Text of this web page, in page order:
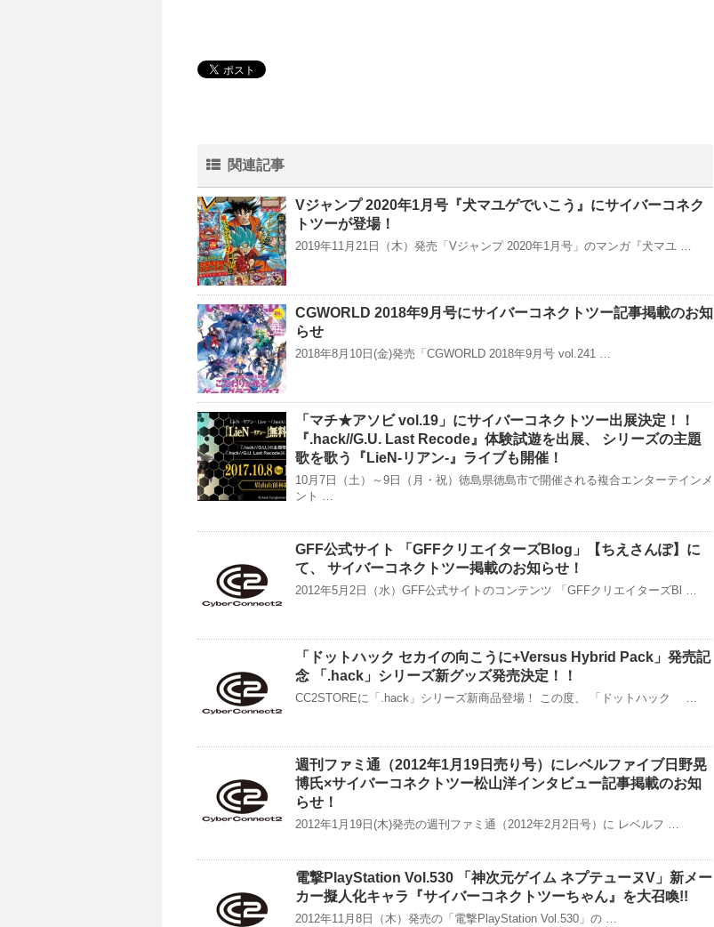
関連記事
Vジャンプ 2020年1月号『犬マユゲでいこう』にサイバーコネク
トツーが登場！
2019年11月21日（木）発売「Vジャンプ 2020年1月号」のマンガ『犬マユ …
CGWORLD 2018年9月号にサイバーコネクトツー記事掲載のお知
らせ
2018年8月10日(金)発売「CGWORLD 2018年9月号 vol.241 …
「マチ★アソビ vol.19」にサイバーコネクトツー出展決定！！
『.hack//G.U. Last Recode』体験試遊を出展、 シリーズの主題
歌を歌う『LieN‐リアン‐』ライブも開催！
10月7日（土）～9日（月・祝）徳島県徳島市で開催される複合エンターテインメ
ント …
GFF公式サイト 「GFFクリエイターズBlog」【ちえさんぽ】に
て、 サイバーコネクトツー掲載のお知らせ！
2012年5月2日（水）GFF公式サイトのコンテンツ 「GFFクリエイターズBl …
「ドットハック セカイの向こうに+Versus Hybrid Pack」発売記
念 「.hack」シリーズ新グッズ発売決定！！
CC2STOREに「.hack」シリーズ新商品登場！ この度、 「ドットハック …
週刊ファミ通（2012年1月19日売り号）にレベルファイブ日野晃
博氏×サイバーコネクトツー松山洋インタビュー記事掲載のお知
らせ！
2012年1月19日(木)発売の週刊ファミ通（2012年2月2日号）に レベルフ …
電撃PlayStation Vol.530 「神次元ゲイム ネプテューヌV」新メー
カー擬人化キャラ『サイバーコネクトツーちゃん』を大召喚!!
2012年11月8日（木）発売の「電撃PlayStation Vol.530」の …